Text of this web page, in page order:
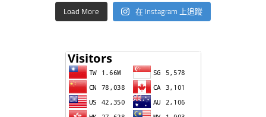
Load More 在 Instagram 上追蹤